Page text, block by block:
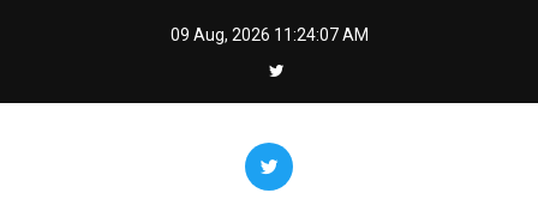
09 Aug, 2026 11:24:08 AM